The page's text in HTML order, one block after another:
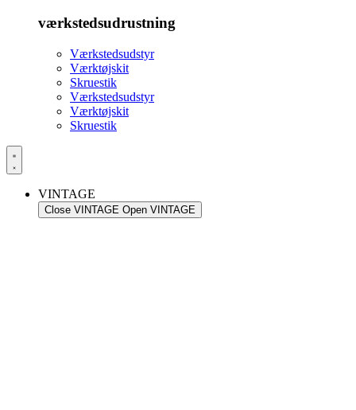
værkstedsudrustning
Værkstedsudstyr
Værktøjskit
Skruestik
Værkstedsudstyr
Værktøjskit
Skruestik
VINTAGE
Close VINTAGE Open VINTAGE